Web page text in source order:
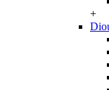
+